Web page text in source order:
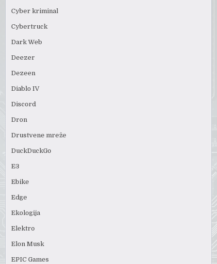
Cyber kriminal
Cybertruck
Dark Web
Deezer
Dezeen
Diablo IV
Discord
Dron
Drustvene mreže
DuckDuckGo
E3
Ebike
Edge
Ekologija
Elektro
Elon Musk
EPIC Games